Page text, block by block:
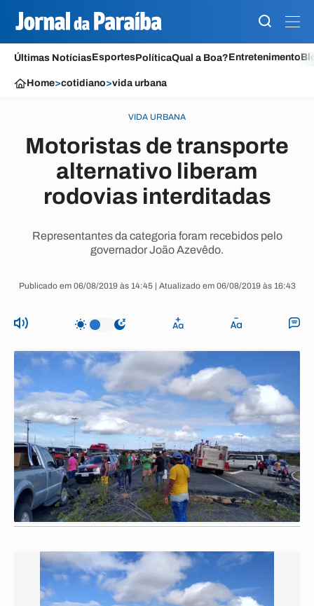
Últimas NotíciasEsportesPolíticaQual a Boa?Entretenimento
Home>cotidiano>vida urbana
VIDA URBANA
Motoristas de transporte
alternativo liberam
rodovias interditadas
Representantes da categoria foram recebidos pelo
governador João Azevêdo.
Publicado em 06/08/2019 às 14:45 | Atualizado em 06/08/2019 às 16:43